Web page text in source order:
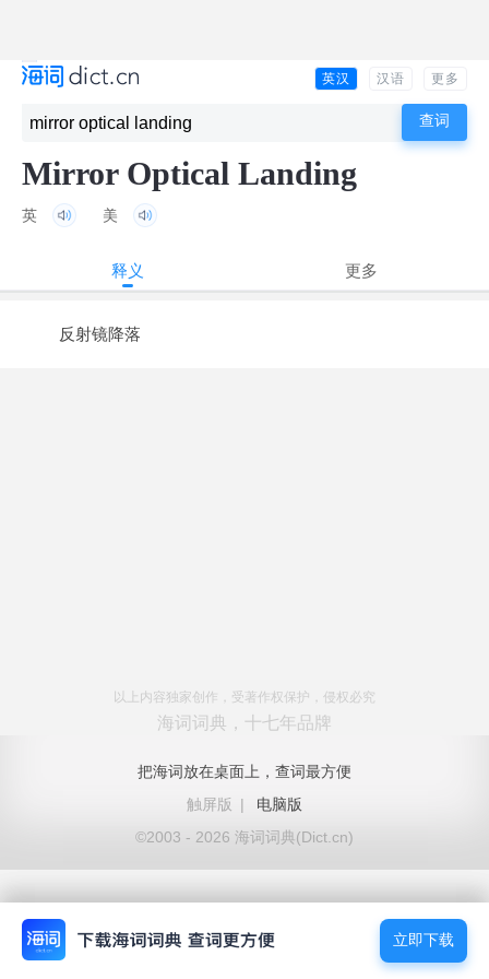
英汉 汉语 更多
Mirror Optical Landing
英 美
释义 更多
反射镜降落
以上内容独家创作，受著作权保护，侵权必究
海词词典，十七年品牌
把海词放在桌面上，查词最方便
触屏版
|
电脑版
©2003 - 2026 海词词典(Dict.cn)
立即下载
立即下载